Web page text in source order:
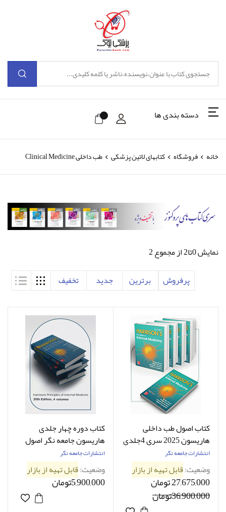
دسته بندی ها
خانه فروشگاه کتابهای لاتین پزشکی طب داخلی Clinical Medicine
نمایش 0تا2 از مجموع 2
پرفروش
برترین جدید تخفیف
کتاب اصول طب داخلی
هاریسون 2025 سری 4جلدی
| Harrisons Principles of
Internal Medicine
انتشارات جامعه نگر
وضعیت:قابل تهیه از بازار
27,675,000 تومان
36,900,000تومان
کتاب دوره چهار جلدی
هاریسون جامعه نگر اصول
کاغذ تحریر | Harrisons
Principles of Internal
Medicine |
انتشارات جامعه نگر
وضعیت:قابل تهیه از بازار
5,900,000تومان